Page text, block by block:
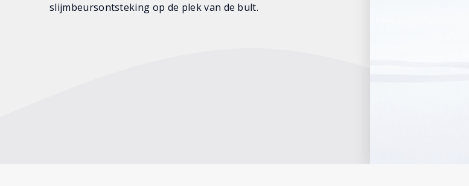
slijmbeursontsteking op de plek van de bult.